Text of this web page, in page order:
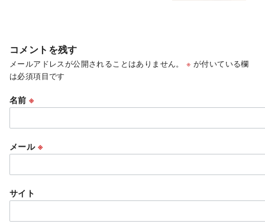
コメントを残す
メールアドレスが公開されることはありません。 ※ が付いている欄
は必須項目です
名前※
メール ※
サイト